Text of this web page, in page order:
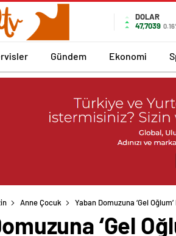
DOLAR
47,7039
Gündem Ekonomi
Anne Çocuk Yaban Domuzuna ‘Gel
‘Gel